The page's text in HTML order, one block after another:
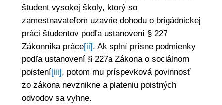
študent vysokej školy, ktorý so
zamestnávateľom uzavrie dohodu o brigádnickej
práci študentov podľa ustanovení § 227
Zákonníka práce[ii]. Ak splní prísne podmienky
podľa ustanovení § 227a Zákona o sociálnom
poistení[iii], potom mu príspevková povinnosť
zo zákona nevznikne a plateniu poistných
odvodov sa vyhne.